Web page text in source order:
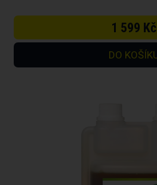
1 599 Kč